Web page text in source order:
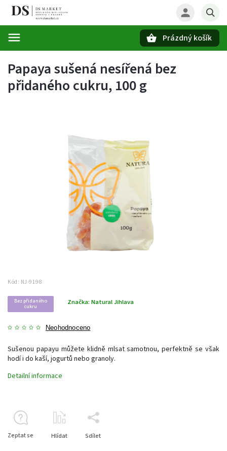
Prázdný košík
Papaya sušená nesířená bez
přidaného cukru, 100 g
Kód: NJ-9198
Bez přidaného
cukru
Neohodnoceno
Značka: Natural Jihlava
Sušenou papayu můžete klidně mlsat samotnou, perfektně se však
hodí i do kaší, jogurtů nebo granoly.
Detailní informace
Zeptat se Hlídat Sdílet